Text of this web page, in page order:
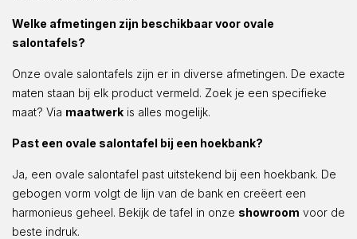
Welke afmetingen zijn beschikbaar voor ovale
salontafels?
Onze ovale salontafels zijn er in diverse afmetingen. De exacte
maten staan bij elk product vermeld. Zoek je een specifieke
maat? Via maatwerk is alles mogelijk.
Past een ovale salontafel bij een hoekbank?
Ja, een ovale salontafel past uitstekend bij een hoekbank. De
gebogen vorm volgt de lijn van de bank en creëert een
harmonieus geheel. Bekijk de tafel in onze showroom voor de
beste indruk.